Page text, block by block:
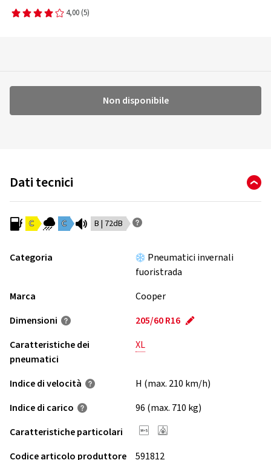
4,00 (5)
Non disponibile
Dati tecnici
C C B | 72dB
Categoria
Pneumatici invernali
fuoristrada
Marca
Cooper
Dimensioni
205/60 R16
Caratteristiche dei
pneumatici
XL
Indice di velocità
H (max. 210 km/h)
Indice di carico
96 (max. 710 kg)
Caratteristiche particolari
Codice articolo produttore
591812